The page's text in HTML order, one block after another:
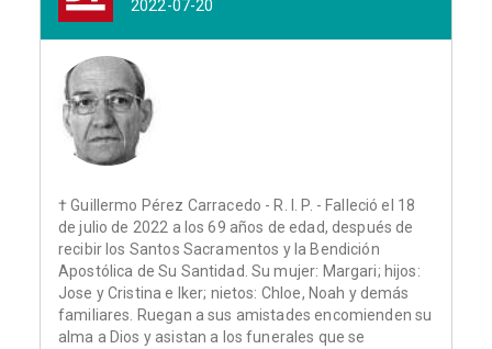
2022-07-20
† Guillermo Pérez Carracedo - R. I. P. - Falleció el 18
de julio de 2022 a los 69 años de edad, después de
recibir los Santos Sacramentos y la Bendición
Apostólica de Su Santidad. Su mujer: Margari; hijos:
Jose y Cristina e Iker; nietos: Chloe, Noah y demás
familiares. Ruegan a sus amistades encomienden su
alma a Dios y asistan a los funerales que se